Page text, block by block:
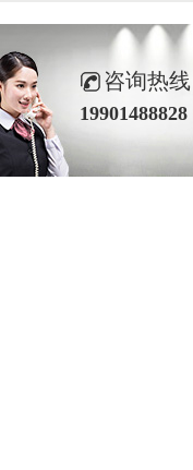
咨询热线
19901488828